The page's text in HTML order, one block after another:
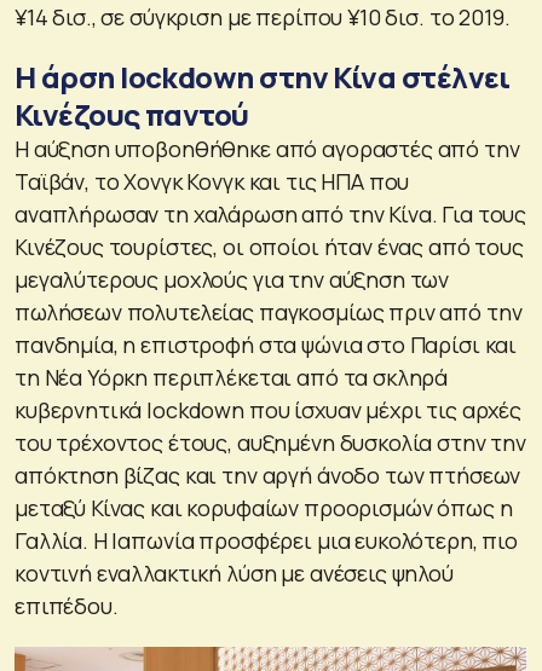
¥14 δισ., σε σύγκριση με περίπου ¥10 δισ. το 2019.
Η άρση lockdown στην Κίνα στέλνει
Κινέζους παντού
Η αύξηση υποβοηθήθηκε από αγοραστές από την
Ταϊβάν, το Χονγκ Κονγκ και τις ΗΠΑ που
αναπλήρωσαν τη χαλάρωση από την Κίνα. Για τους
Κινέζους τουρίστες, οι οποίοι ήταν ένας από τους
μεγαλύτερους μοχλούς για την αύξηση των
πωλήσεων πολυτελείας παγκοσμίως πριν από την
πανδημία, η επιστροφή στα ψώνια στο Παρίσι και
τη Νέα Υόρκη περιπλέκεται από τα σκληρά
κυβερνητικά lockdown που ίσχυαν μέχρι τις αρχές
του τρέχοντος έτους, αυξημένη δυσκολία στην την
απόκτηση βίζας και την αργή άνοδο των πτήσεων
μεταξύ Κίνας και κορυφαίων προορισμών όπως η
Γαλλία. Η Ιαπωνία προσφέρει μια ευκολότερη, πιο
κοντινή εναλλακτική λύση με ανέσεις ψηλού
επιπέδου.